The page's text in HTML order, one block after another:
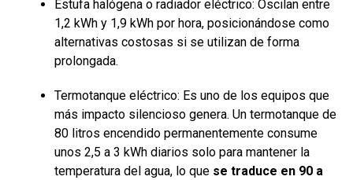
Estufa halógena o radiador eléctrico: Oscilan entre
1,2 kWh y 1,9 kWh por hora, posicionándose como
alternativas costosas si se utilizan de forma
prolongada.
Termotanque eléctrico: Es uno de los equipos que
más impacto silencioso genera. Un termotanque de
80 litros encendido permanentemente consume
unos 2,5 a 3 kWh diarios solo para mantener la
temperatura del agua, lo quese traduce en 90 a